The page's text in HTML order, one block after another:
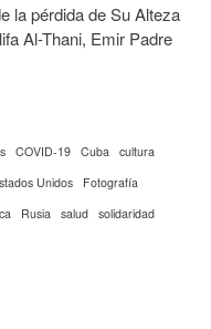
la pérdida de Su Alteza
Al-Thani, Emir Padre
COVID-19 Cuba
cultura
Unidos
Fotografía
Rusia salud solidaridad